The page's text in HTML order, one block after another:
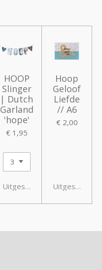
HOOP
Slinger
| Dutch
Garland
'hope'
€ 1,95
Uitgeschakeld
Hoop
Geloof
Liefde
// A6
€ 2,00
Uitgeschakeld